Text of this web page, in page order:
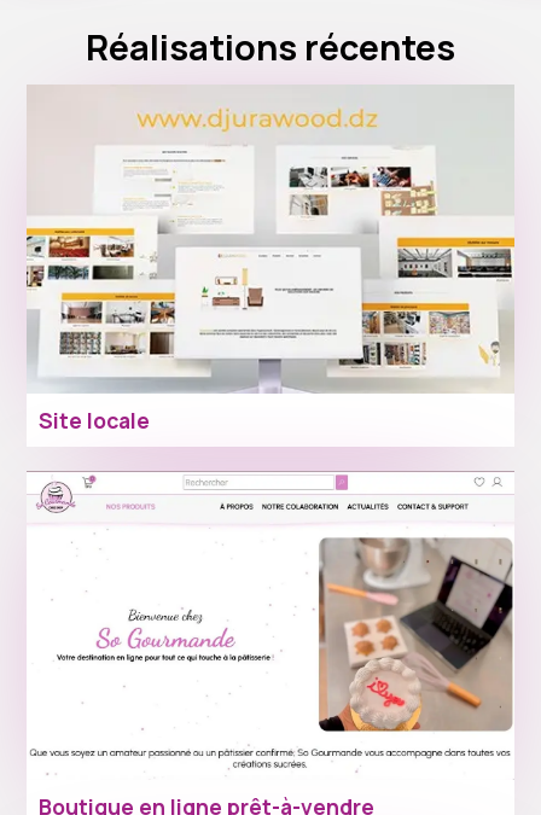
Réalisations récentes
Site locale
Boutique en ligne prêt-à-vendre